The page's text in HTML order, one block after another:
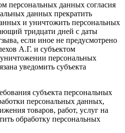
персональных данных согласия
данных прекратить
и уничтожить персональных
тридцати дней с даты
если иное не предусмотрено
А.Г. и субъектом
персональных
уведомить субъекта
субъекта персональных
персональных данных,
товаров, работ, услуг на
обработку персональных